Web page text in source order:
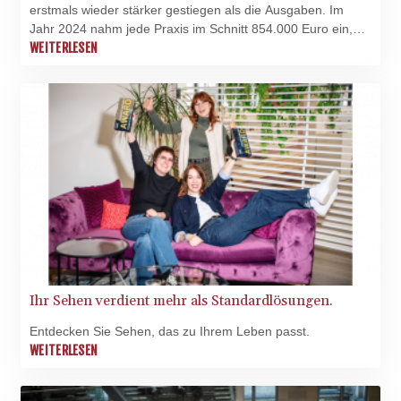
LAK
26082.966454
LKR 387.758699
LRD 208.366759
LSL 18.828807
LTL 3.402172
LVL 0.696959
LYD 7.358683
MAD 10.770417
MDL 20.085595
MGA
4963.135313
MKD 61.539077
MMK
2419.122624
MOP 9.327593
erstmals wieder stärker gestiegen als die Ausgaben. Im
Jahr 2024 nahm jede Praxis im Schnitt 854.000 Euro ein,
wie das Statistische Bundesamt am Donnerstag in
Vorjahr. Die Ausgaben erhöhten sich im gleichen Zeitraum
um 4,7 Prozent auf 493.000 Euro.
WEITERLESEN
Ihr Sehen verdient mehr als Standardlösungen.
Entdecken Sie Sehen, das zu Ihrem Leben passt.
WEITERLESEN